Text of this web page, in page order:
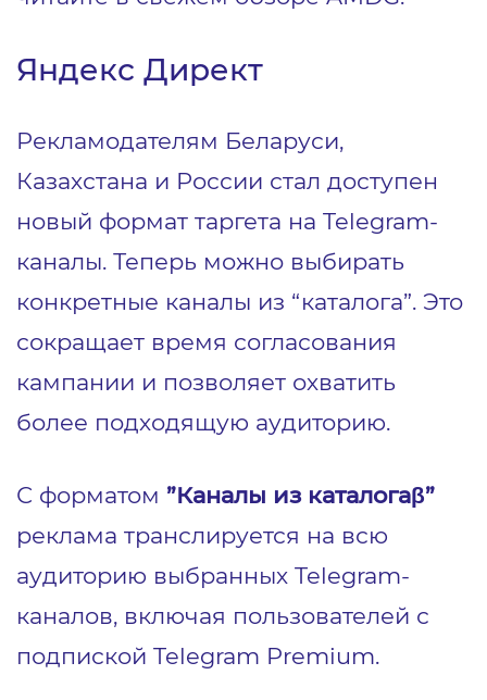
Яндекс Директ
Рекламодателям Беларуси,
Казахстана и России стал доступен
новый формат таргета на Telegram-
каналы. Теперь можно выбирать
конкретные каналы из “каталога”. Это
сокращает время согласования
кампании и позволяет охватить
более подходящую аудиторию.
С форматом ”Каналы из каталогаβ”
реклама транслируется на всю
аудиторию выбранных Telegram-
каналов, включая пользователей с
подпиской Telegram Premium.